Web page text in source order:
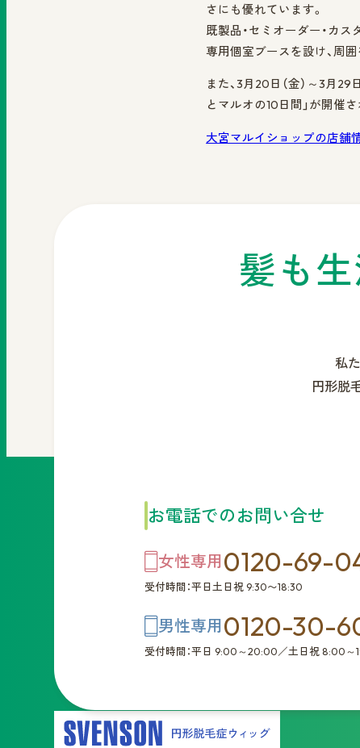
さにも優れています。
既製品・セミオーダー・カ
専用個室ブースを設け、周
また、3月20日（金）～3月
とマルオの10日間」が開催
大宮マルイショップの店舗
髪も生
私
円形脱
お電話でのお問い合せ
女性専用 0120-69-
受付時間：平日土日祝 9:30〜18:30
男性専用 0120-30-
受付時間：平日 9:00～20:00／土日祝 8:00～